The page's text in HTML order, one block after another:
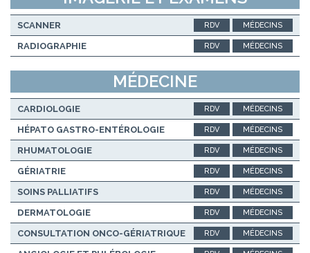
SCANNER RDV MÉDECINS
RADIOGRAPHIE RDV MÉDECINS
MÉDECINE
CARDIOLOGIE RDV MÉDECINS
HÉPATO GASTRO-ENTÉROLOGIE RDV MÉDECINS
RHUMATOLOGIE RDV MÉDECINS
GÉRIATRIE RDV MÉDECINS
SOINS PALLIATIFS RDV MÉDECINS
DERMATOLOGIE RDV MÉDECINS
CONSULTATION ONCO-GÉRIATRIQUE RDV MÉDECINS